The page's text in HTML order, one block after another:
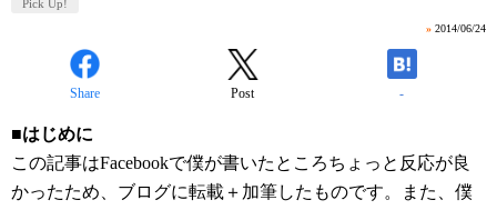
Pick Up!
» 2014/06/24
Share Post -
■はじめに
この記事はFacebookで僕が書いたところちょっと反応が良
かったため、ブログに転載＋加筆したものです。また、僕